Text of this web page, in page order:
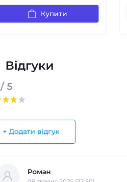
Купити
Відгуки
/ 5
+ Додати відгук
Роман